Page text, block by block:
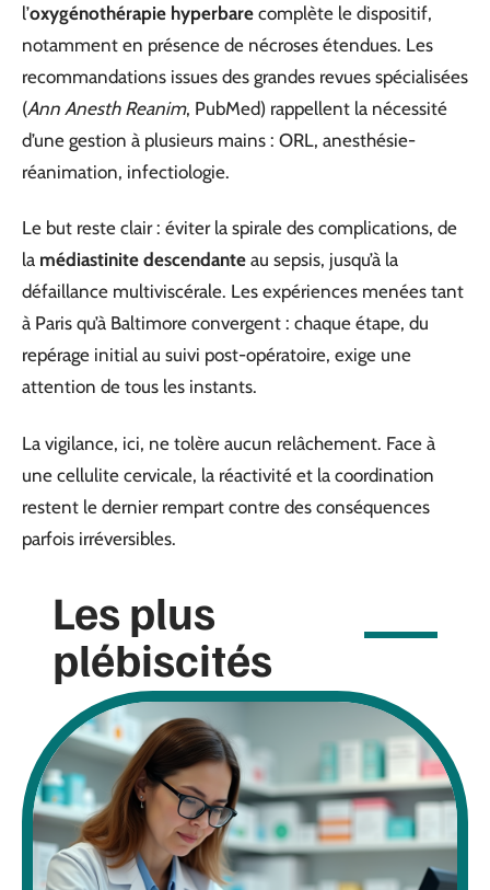
l’oxygénothérapie hyperbare complète le dispositif,
notamment en présence de nécroses étendues. Les
recommandations issues des grandes revues spécialisées
(Ann Anesth Reanim, PubMed) rappellent la nécessité
d’une gestion à plusieurs mains : ORL, anesthésie-
réanimation, infectiologie.
Le but reste clair : éviter la spirale des complications, de
la médiastinite descendante au sepsis, jusqu’à la
défaillance multiviscérale. Les expériences menées tant
à Paris qu’à Baltimore convergent : chaque étape, du
repérage initial au suivi post-opératoire, exige une
attention de tous les instants.
La vigilance, ici, ne tolère aucun relâchement. Face à
une cellulite cervicale, la réactivité et la coordination
restent le dernier rempart contre des conséquences
parfois irréversibles.
Les plus
plébiscités